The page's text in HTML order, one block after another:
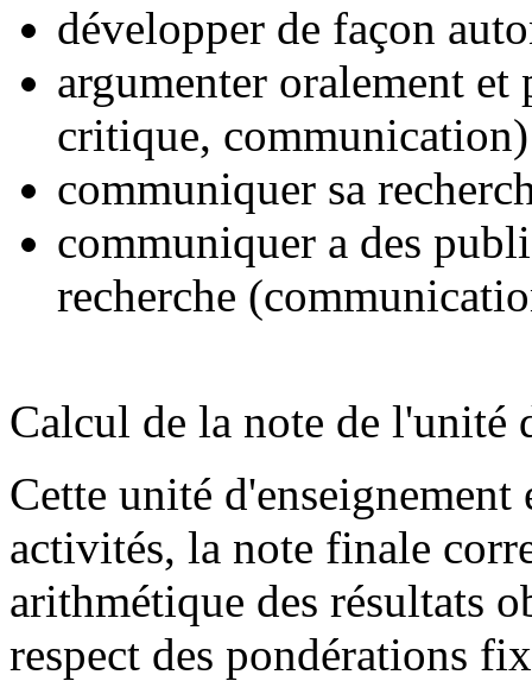
développer de façon
argumenter oralement et
critique, communication)
communiquer sa
communiquer a des
recherche
Calcul de la note de l'unité
Cette unité d'enseignement
activités, la note finale
arithmétique des résultats
respect des pondérations